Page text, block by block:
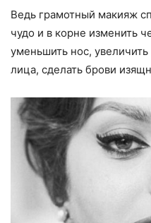
Ведь грамотный макияж
чудо и в корне изменить
уменьшить нос,
лица, сделать брови